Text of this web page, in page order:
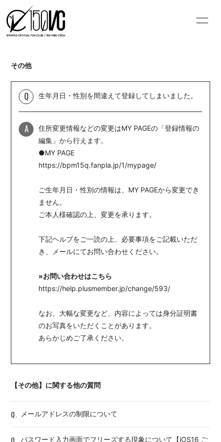
SCHEDULE
MOVIE
Q&A
BLOG
PHOTO
OFFICIAL HP
会員登録
その他
Q 生年月日・性別を間違えて登録してしまいました。
A
住所変更情報などの変更はMY PAGEの「登録情報の
編集」から行えます。
●MY PAGE
https://bpm15q.fanpla.jp/1/mypage/
ご生年月日・性別の情報は、MY PAGEから変更でき
ません。
ご本人様確認の上、変更を承ります。
下記ヘルプをご一読の上、必要事項をご記載いただ
き、メールにてお問い合わせください。
»お問い合わせはこちら
https://help.plusmember.jp/change/593/
なお、大幅な変更など、内容によっては身分証明書
のお写真をいただくことがあります。
あらかじめご了承ください。
【その他】に関する他の質問
Q. メールアドレスの制限について
Q. パスワード入力画面でフリーズする現象について【iOS16 ご